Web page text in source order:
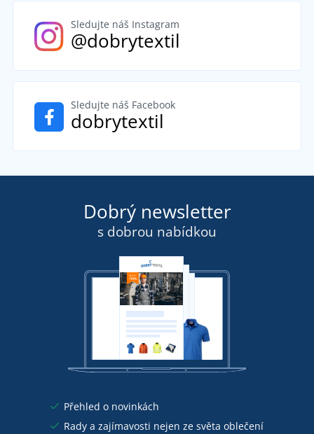
Sledujte náš Instagram
@dobrytextil
Sledujte náš Facebook
dobrytextil
Dobrý newsletter
s dobrou nabídkou
Přehled o novinkách
Rady a zajímavosti nejen ze světa oblečení